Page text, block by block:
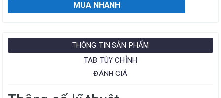
MUA NHANH
THÔNG TIN SẢN PHẨM
TAB TÙY CHỈNH
ĐÁNH GIÁ